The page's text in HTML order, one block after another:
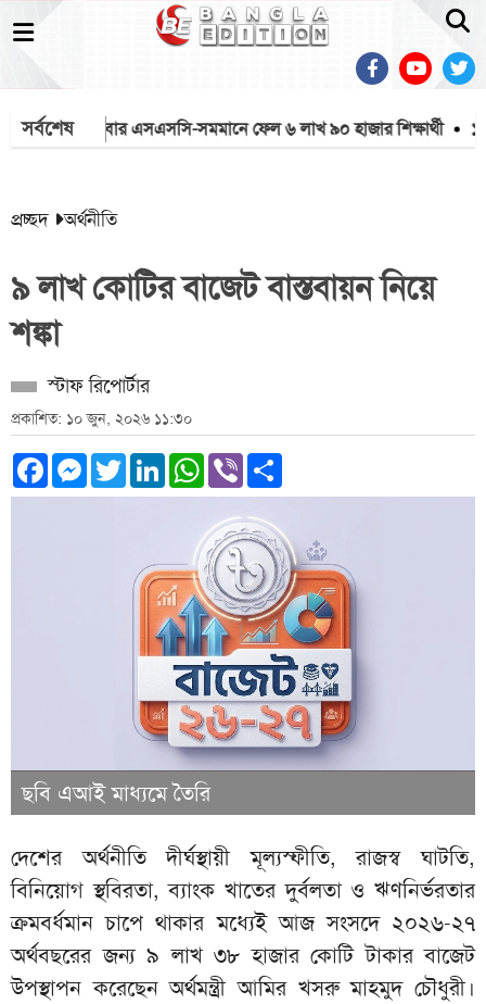
সর্বশেষএবার এসএসসি-সমমানে ফেল ৬ লাখ ৯০ হাজার শিক্ষার্থী ১০
প্রচ্ছদ অর্থনীতি
৯ লাখ কোটির বাজেট বাস্তবায়ন নিয়ে
শঙ্কা
স্টাফ রিপোর্টার
প্রকাশিত: ১০ জুন, ২০২৬ ১১:৩০
Facebook
Messenger
TwitterLinkedInWhatsApp
Viber
ছবি এআই মাধ্যমে তৈরি
দেশের অর্থনীতি দীর্ঘস্থায়ী মূল্যস্ফীতি, রাজস্ব ঘাটতি,
বিনিয়োগ স্থবিরতা, ব্যাংক খাতের দুর্বলতা ও ঋণনির্ভরতার
ক্রমবর্ধমান চাপে থাকার মধ্যেই আজ সংসদে ২০২৬-২৭
অর্থবছরের জন্য ৯ লাখ ৩৮ হাজার কোটি টাকার বাজেট
উপস্থাপন করেছেন অর্থমন্ত্রী আমির খসরু মাহমুদ চৌধুরী।